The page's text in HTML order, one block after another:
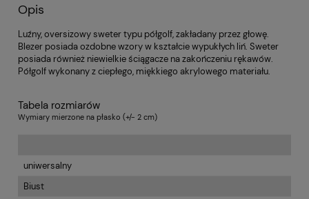
Opis
Luźny, oversizowy sweter typu półgolf, zakładany przez głowę.
Blezer posiada ozdobne wzory w kształcie wypukłych liń. Sweter
posiada również niewielkie ściągacze na zakończeniu rękawów.
Półgolf wykonany z ciepłego, miękkiego akrylowego materiału.
Tabela rozmiarów
Wymiary mierzone na płasko (+/- 2 cm)
uniwersalny
Biust